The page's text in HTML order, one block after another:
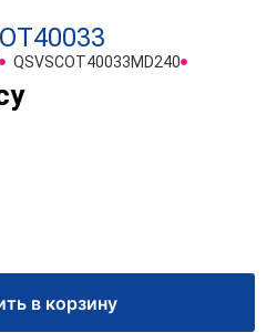
QSVSCOT40033MD240
в корзину